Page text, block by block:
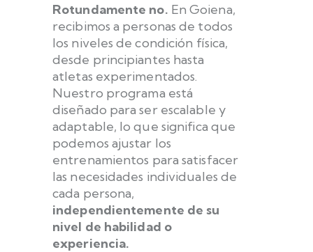
Rotundamente no. En Goiena,
recibimos a personas de todos
los niveles de condición física,
desde principiantes hasta
atletas experimentados.
Nuestro programa está
diseñado para ser escalable y
adaptable, lo que significa que
podemos ajustar los
entrenamientos para satisfacer
las necesidades individuales de
cada persona,
independientemente de su
nivel de habilidad o
experiencia.